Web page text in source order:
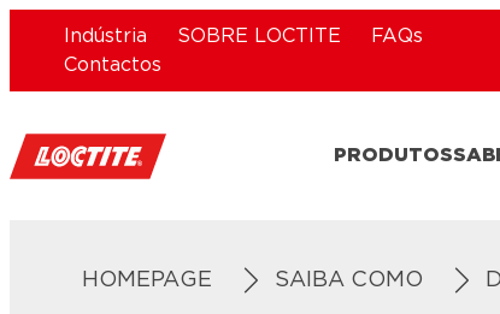
Indústria SOBRE LOCTITE
FAQs
Contactos
PRODUTOS
HOMEPAGE SAIBA COMO